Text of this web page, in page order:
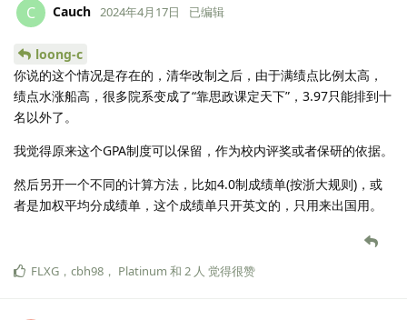
C Cauch 2024年4月17日 已编辑
loong-c
你说的这个情况是存在的，清华改制之后，由于满绩点比例太高，
绩点水涨船高，很多院系变成了“靠思政课定天下”，3.97只能排到十
名以外了。
我觉得原来这个GPA制度可以保留，作为校内评奖或者保研的依据。
然后另开一个不同的计算方法，比如4.0制成绩单(按浙大规则)，或
者是加权平均分成绩单，这个成绩单只开英文的，只用来出国用。
FLXG ， cbh98 ， Platinum 和 2 人 觉得很赞